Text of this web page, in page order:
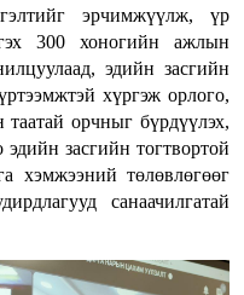
эрчимжүүлж, үр
300 хоногийн ажлын
эдийн засгийн
хүргэж орлого,
таатай орчныг бүрдүүлэх,
засгийн тогтвортой
хэмжээний төлөвлөгөөг
санаачилгатай